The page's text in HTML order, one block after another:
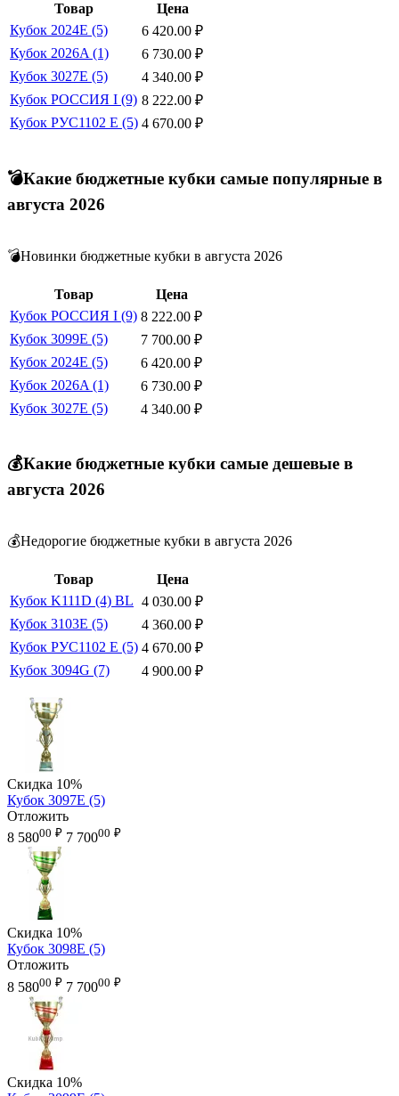
Товар
Цена
Кубок 2024E (5)
6 420.00 ₽
Кубок 2026A (1)
6 730.00 ₽
Кубок 3027E (5)
4 340.00 ₽
Кубок РОССИЯ I (9) 8 222.00 ₽
Кубок РУС1102 E (5) 4 670.00 ₽
💣Какие бюджетные кубки самые популярные в
августа 2026
💣Новинки бюджетные кубки в августа 2026
Товар
Цена
Кубок РОССИЯ I (9) 8 222.00 ₽
Кубок 3099E (5)
7 700.00 ₽
Кубок 2024E (5)
6 420.00 ₽
Кубок 2026A (1)
6 730.00 ₽
Кубок 3027E (5)
4 340.00 ₽
💰Какие бюджетные кубки самые дешевые в
августа 2026
💰Недорогие бюджетные кубки в августа 2026
Товар
Цена
Кубок K111D (4) BL 4 030.00 ₽
Кубок 3103E (5)
4 360.00 ₽
Кубок РУС1102 E (5) 4 670.00 ₽
Кубок 3094G (7)
4 900.00 ₽
Скидка 10%
Кубок 3097E (5)
Отложить
8 58000 ₽ 7 70000 ₽
Скидка 10%
Кубок 3098E (5)
Отложить
8 58000 ₽ 7 70000 ₽
Скидка 10%